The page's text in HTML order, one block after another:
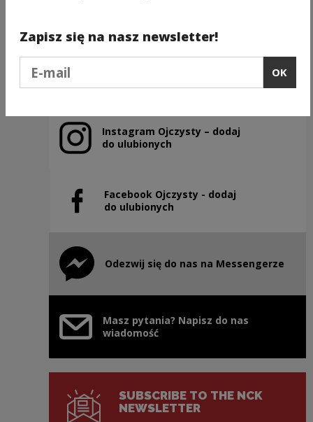
Previous slide
Next slide
Instagram Ojczysty – dodaj
do ulubionych
Note, the link will open in a new window
Facebook Ojczysty - dodaj
do ulubionych
Note, the link will open in a new window
Odezwij się do nas na Messengerze
Note, the link will open in a new window
Masz pytania? Napisz do nas
wiadomość
SUBSCRIBE TO THE NCK
NEWSLETTER
Zapisz się na nasz newsletter!
OK